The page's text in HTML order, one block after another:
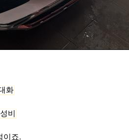
화
비
이죠.